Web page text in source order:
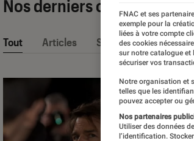
Nos derniers contenus
Tout Articles Sélections et guides
FNAC et ses
exemple pour la
liées à votre compte
des cookies
sur notre catalogue et
sécuriser vos
Notre organisation et
telles que les
pouvez accepter ou
Nos partenaires
Utiliser des données
l’identification.